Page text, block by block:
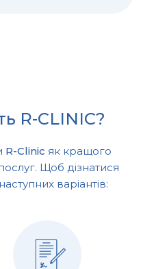
R-CLINIC?
R-Clinic як кращого
Щоб дізнатися
варіантів: